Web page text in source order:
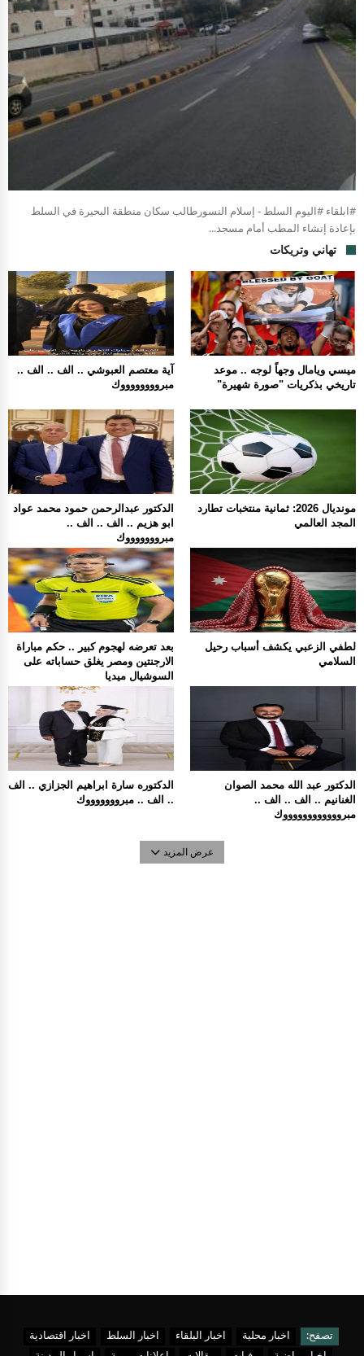
#ابلقاء #اليوم السلط - إسلام النسورطالب سكان منطقة البحيرة في السلط
بإعادة إنشاء المطب أمام مسجد...
تهاني وتريكات
آية معتصم العبوشي .. الف .. الف ..
مبرووووووووك
ميسي ويامال وجهاً لوجه .. موعد
تاريخي بذكريات "صورة شهيرة"
الدكتور عبدالرحمن حمود محمد عواد
ابو هزيم .. الف .. الف ..
مبروووووووك
مونديال 2026: ثمانية منتخبات تطارد
المجد العالمي
بعد تعرضه لهجوم كبير .. حكم مباراة
الارجنتين ومصر يغلق حساباته على
السوشيال ميديا
لطفي الزعبي يكشف أسباب رحيل
السلامي
الدكتوره سارة ابراهيم الجزازي .. الف
.. الف .. مبروووووووك
الدكتور عبد الله محمد الصوان
الغنانيم .. الف .. الف ..
مبرووووووووووووك
عرض المزيد
تصفح: اخبار محلية اخبار البلقاء اخبار السلط
اخبار اقتصادية